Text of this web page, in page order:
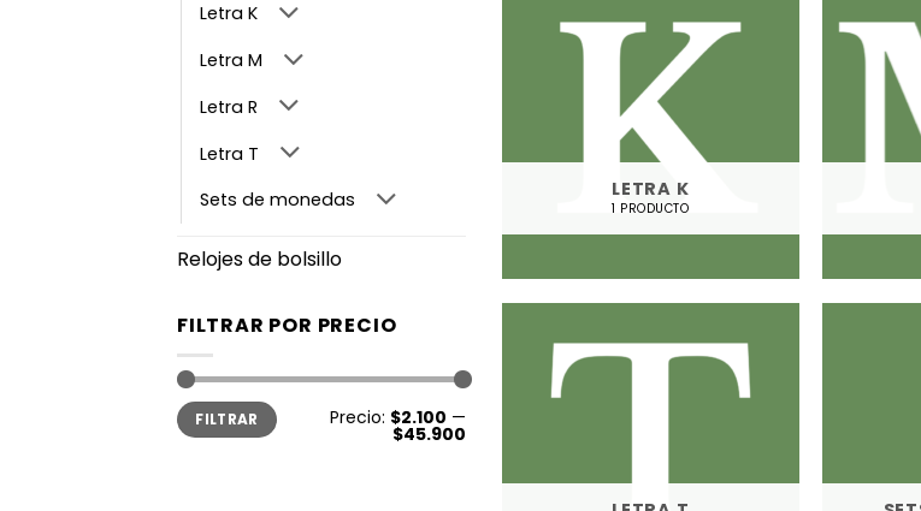
Letra K
Letra M
Letra R
Letra T
Sets de monedas
Relojes de bolsillo
FILTRAR POR PRECIO
Precio
mínimo
Precio
máximo
FILTRAR Precio: $2.100 —
$45.900
LETRA K
1 PRODUCTO